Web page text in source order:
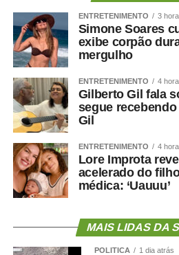
ENTRETENIMENTO 3
Simone Soares
exibe corpão
mergulho
ENTRETENIMENTO 4
Gilberto Gil fala
segue
Gil
ENTRETENIMENTO 4
Lore Improta
acelerado do
médica: ‘Uauuu’
MAIS LIDAS DA
POLÍTICA 1 dia atrás